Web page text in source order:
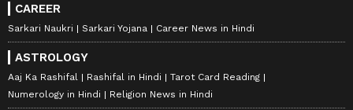
CAREER
Sarkari Naukri Sarkari Yojana Career News in Hindi
ASTROLOGY
Aaj Ka Rashifal Rashifal in Hindi
Tarot Card Reading
Numerology in Hindi
Religion News in Hindi